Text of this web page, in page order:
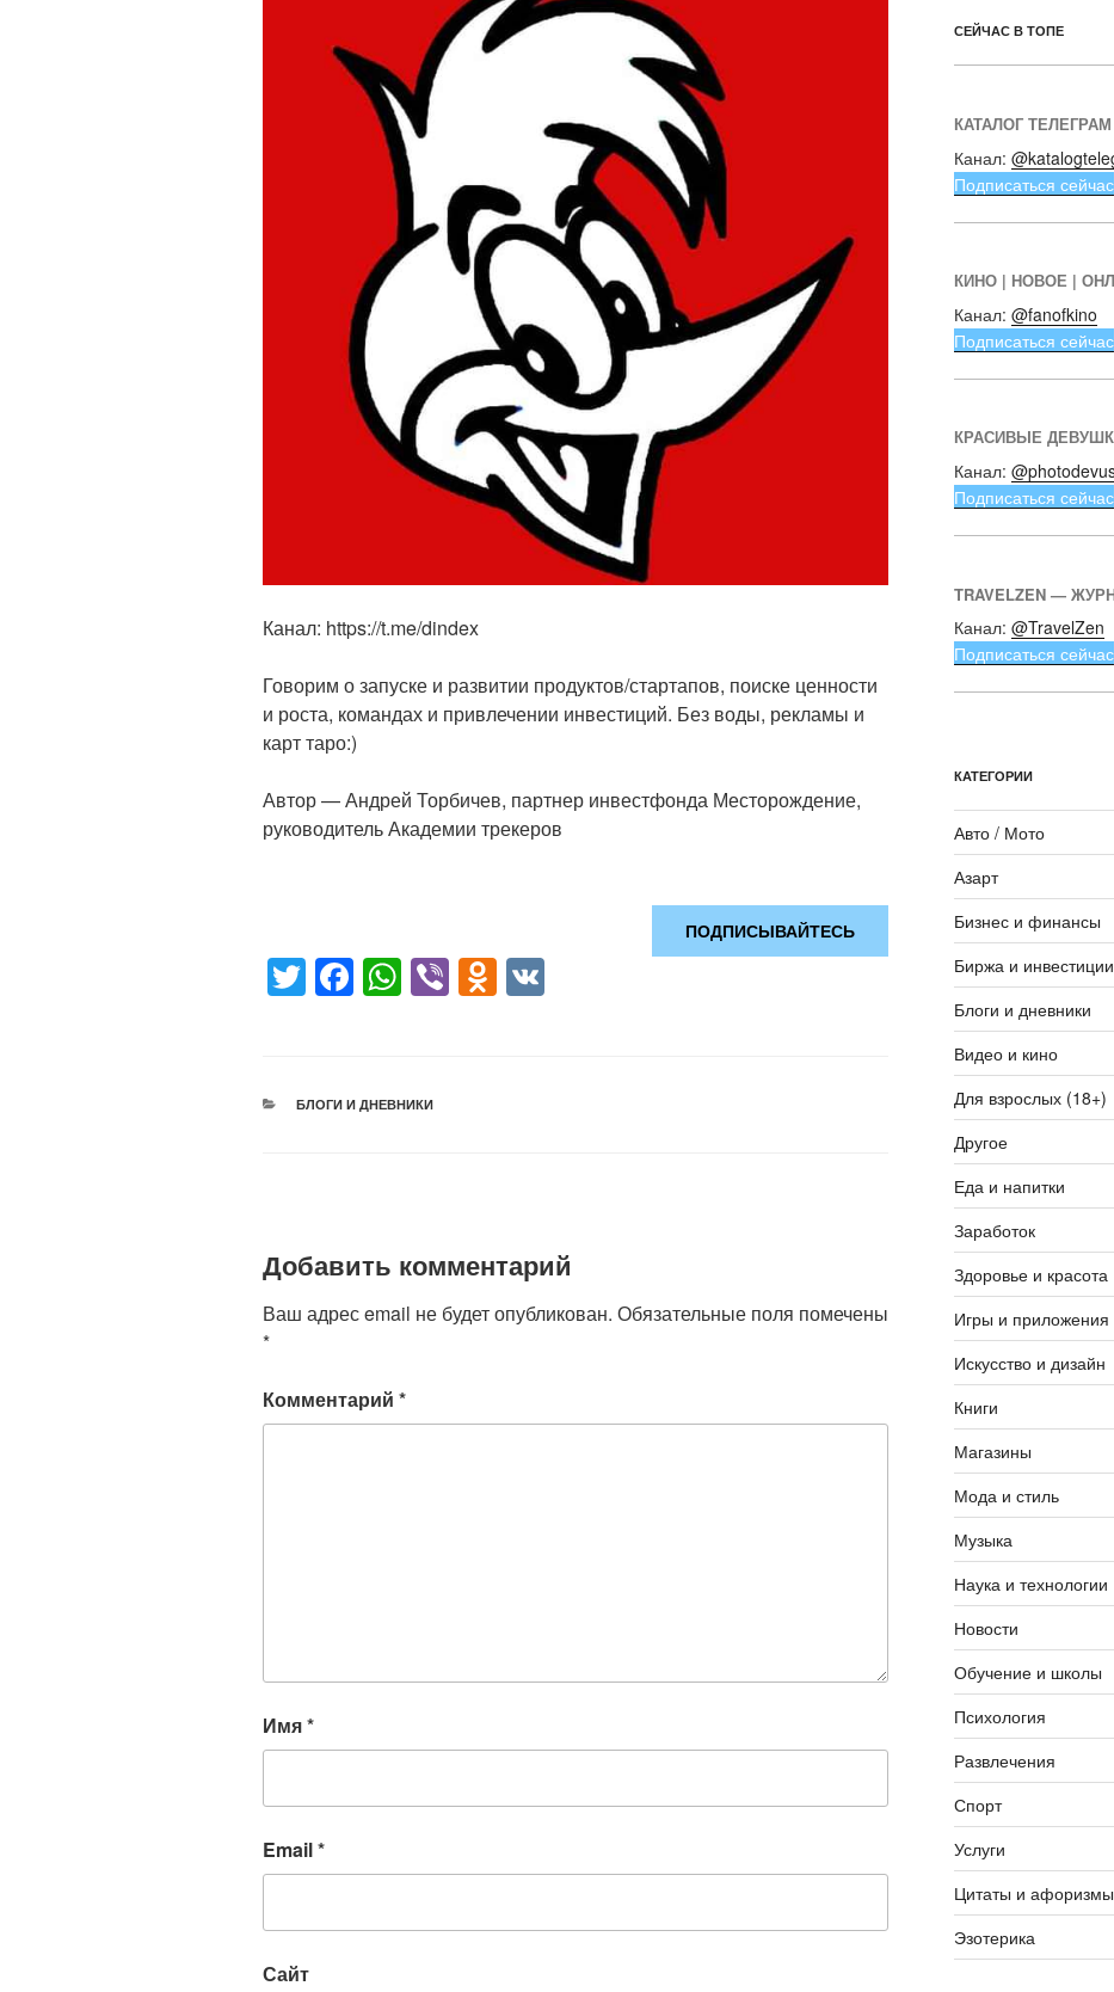
Канал: https://t.me/dindex
Говорим о запуске и развитии продуктов/стартапов, поиске ценности
и роста, командах и привлечении инвестиций. Без воды, рекламы и
карт таро:)
Автор — Андрей Торбичев, партнер инвестфонда Месторождение,
руководитель Академии трекеров
ПОДПИСЫВАЙТЕСЬ
T
wi
er
F
a
e
b
W
h
s
Vi
b
O
d
ki
РУБРИКИ
БЛОГИ И ДНЕВНИКИ
Добавить комментарий
Ваш адрес email не будет опубликован. Обязательные поля помечены
*
Комментарий *
Имя*
Email*
Сайт
СЕЙЧАС В ТОПЕ
КАТАЛОГ ТЕЛЕГРАМ
Канал:
Подписаться сейчас
КИНО | НОВОЕ |
Канал: @fanofkino
Подписаться сейчас
КРАСИВЫЕ
Канал:
Подписаться сейчас
TRAVELZEN —
Канал: @TravelZen
Подписаться сейчас
КАТЕГОРИИ
Авто / Мото
Азарт
Бизнес и финансы
Биржа и инвестиции
Блоги и дневники
Видео и кино
Для взрослых (18+)
Другое
Еда и напитки
Заработок
Здоровье и красота
Игры и приложения
Искусство и дизайн
Книги
Магазины
Мода и стиль
Музыка
Наука и технологии
Новости
Обучение и школы
Психология
Развлечения
Спорт
Услуги
Цитаты и афоризмы
Эзотерика